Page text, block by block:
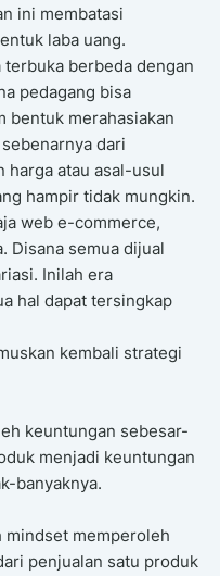
ini membatasi
laba uang.
berbeda dengan
pedagang bisa
bentuk merahasiakan
dari
harga atau asal-usul
hampir tidak mungkin.
web e-commerce,
Disana semua dijual
Inilah era
hal dapat tersingkap
kembali strategi
keuntungan sebesar-
menjadi keuntungan
banyaknya.
mindset memperoleh
penjualan satu produk